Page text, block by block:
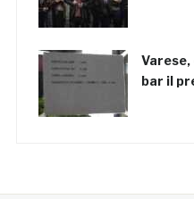
Varese,
bar il